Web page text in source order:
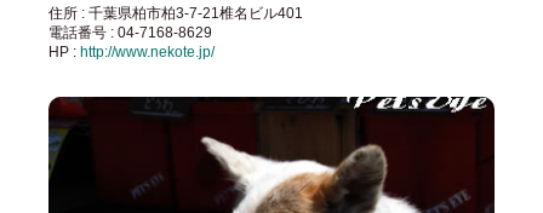
住所 : 千葉県柏市柏3-7-21椎名ビル401
電話番号 : 04-7168-8629
HP :http://www.nekote.jp/